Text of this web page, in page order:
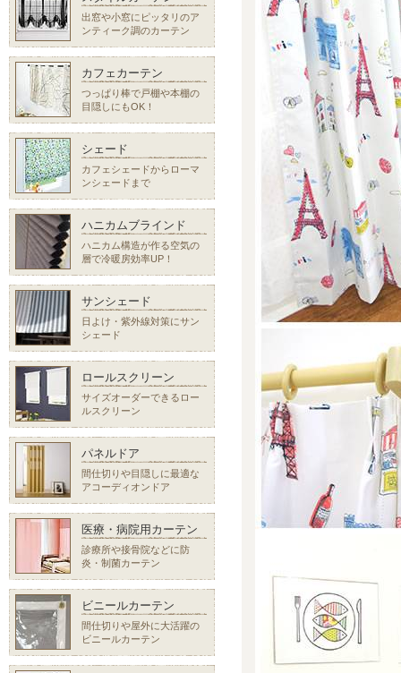
出窓や小窓にピッタリのア
ンティーク調のカーテン
カフェカーテン
つっぱり棒で戸棚や本棚の
目隠しにもOK！
シェード
カフェシェードからローマ
ンシェードまで
ハニカムブラインド
ハニカム構造が作る空気の
層で冷暖房効率UP！
サンシェード
日よけ・紫外線対策にサン
シェード
ロールスクリーン
サイズオーダーできるロー
ルスクリーン
パネルドア
間仕切りや目隠しに最適な
アコーディオンドア
医療・病院用カーテン
診療所や接骨院などに防
炎・制菌カーテン
ビニールカーテン
間仕切りや屋外に大活躍の
ビニールカーテン